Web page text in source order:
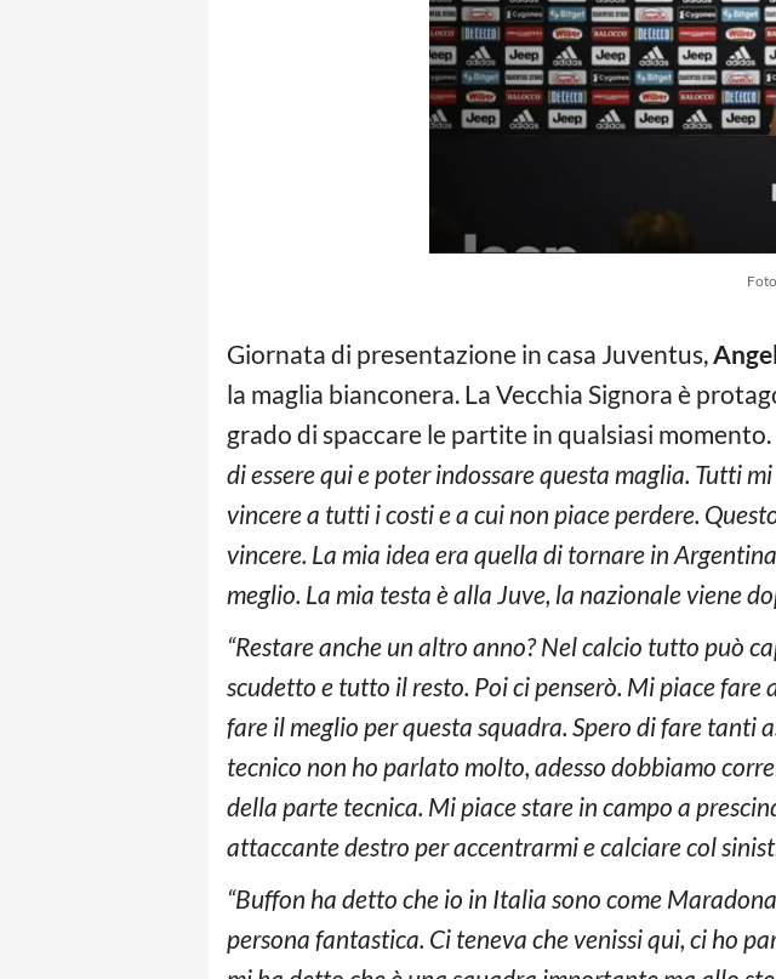
Giornata di presentazione in casa Juventus,
la maglia bianconera. La Vecchia Signora è
grado di spaccare le partite in qualsiasi
di essere qui e poter indossare questa maglia. Tutti
vincere a tutti i costi e a cui non piace perdere.
vincere. La mia idea era quella di tornare in
meglio. La mia testa è alla Juve, la nazionale viene
“Restare anche un altro anno? Nel calcio tutto può
scudetto e tutto il resto. Poi ci penserò. Mi piace
fare il meglio per questa squadra. Spero di fare tanti
tecnico non ho parlato molto, adesso dobbiamo
della parte tecnica. Mi piace stare in campo a
attaccante destro per accentrarmi e calciare col
“Buffon ha detto che io in Italia sono come
persona fantastica. Ci teneva che venissi qui, ci ho